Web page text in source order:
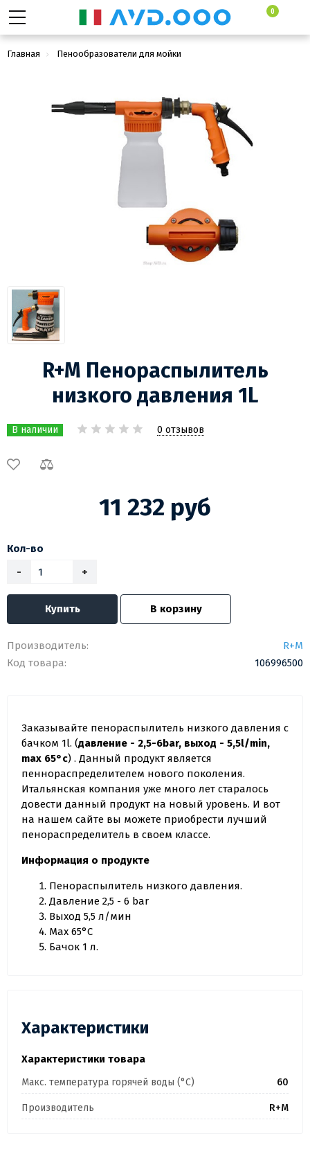
0
Главная
Пенообразователи для мойки
R+M Пенораспылитель
низкого давления 1L
В наличии 0 отзывов
11 232 руб
Кол-во
-
+
Купить В корзину
Производитель:
R+M
Код товара:
106996500
Заказывайте пенораспылитель низкого давления с
бачком 1l. (давление - 2,5-6bar, выход - 5,5l/min,
max 65°c) . Данный продукт является
пеннораспределителем нового поколения.
Итальянская компания уже много лет старалось
довести данный продукт на новый уровень. И вот
на нашем сайте вы можете приобрести лучший
пенораспределитель в своем классе.
Информация о продукте
Пенораспылитель низкого давления.
Давление 2,5 - 6 bar
Выход 5,5 л/мин
Max 65°C
Бачок 1 л.
Характеристики
Характеристики товара
Макс. температура горячей воды (°C) 60
Производитель R+M